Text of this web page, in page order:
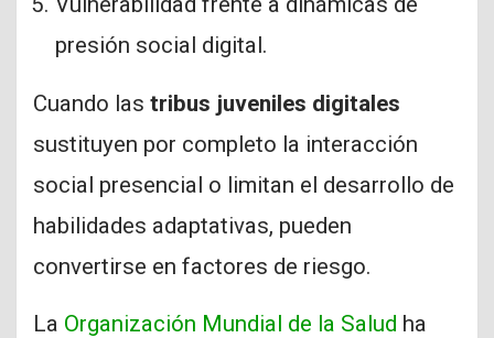
presión social digital.
Cuando las tribus juveniles digitales
sustituyen por completo la interacción
social presencial o limitan el desarrollo de
habilidades adaptativas, pueden
convertirse en factores de riesgo.
La Organización Mundial de la Salud ha